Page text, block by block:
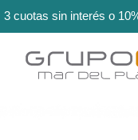
3 cuotas sin interés o